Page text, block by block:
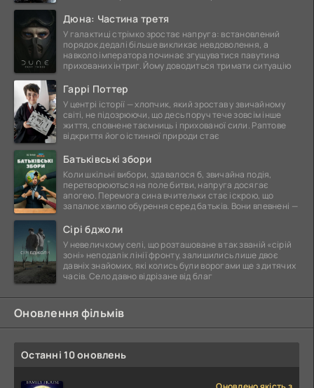
Дюна: Частина третя
У галактиці стрімко зростає напруга: встановлений
порядок дедалі більше викликає невдоволення, а
навколо імператора починає згущуватися павутина
прихованих інтриг. Йому доводиться тримати ситуацію
Гаррі Поттер
У центрі історії — хлопчик, який зростав у звичайному
світі, не підозрюючи, що десь поруч тече зовсім інше
життя, сповнене таємниць і прихованої сили. Раптове
відкриття його істинної природи стає
Батьківські збори
Коли шкільні вибори, здавалося б, звичайна подія,
перетворюються на поле битви, напруга досягає
апогею. Перемога сина вчительки стає іскрою, що
запалює хвилю обурення серед батьків. Вони впевнені —
Сірі бджоли
У невеличкому селі, що розташоване в так званій «сірій
зоні» неподалік лінії фронту, залишились лише двоє
давніх знайомих, які колись були ворогами ще з дитячих
часів. Село давно відрізане від благ
Оновлення фільмів
Останні 10 оновлень